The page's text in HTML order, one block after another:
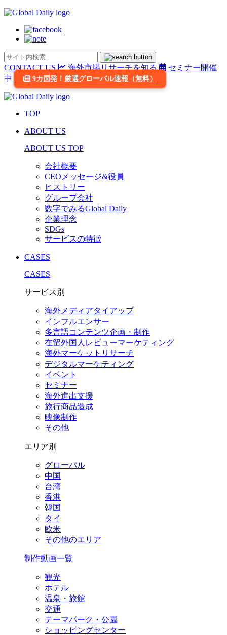
CONTACT US 海外市場リサーチを知る
セミナー開催
中
9カ国発！厳選グローバル速報（無料）
TOP
ABOUT US
ABOUT US TOP
会社概要
CEOメッセージ&役員
ヒストリー
グループ会社
数字でみるGlobal Daily
企業理念
SDGs
サービスの特徴
CASES
CASES
サービス別
海外メディアタイアップ
インフルエンサー
多言語コンテンツ企画・制作
在留外国⼈レビューマーケティング
海外マーケットリサーチ
デジタルマーケティング
イベント
セミナー
海外進出支援
旅行商品造成
映像制作
その他
エリア別
グローバル
中国
台湾
香港
韓国
タイ
欧米
その他のエリア
制作動画一覧
観光
ホテル
温泉・旅館
交通
テーマパーク・公園
ショッピングセンター